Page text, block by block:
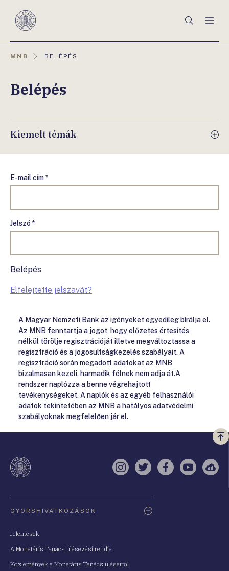
Magyar
Keresés
MNB
AKTUÁLIS
BELÉPÉS
Belépés
Kiemelt témák
E-mail cím *
Jelszó *
Belépés
Elfelejtette jelszavát?
A Magyar Nemzeti Bank az igényeket egyedileg bírálja el.
Az MNB fenntartja a jogot, hogy előzetes értesítés
nélkül törölje regisztrációját illetve megváltoztassa a
regisztráció és a jogosultságkezelés szabályait. A
regisztráció során megadott adatokat az MNB
bizalmasan kezeli, harmadik félnek nem adja át.A
rendszer naplózza a benne végrehajtott
tevékenységeket. A naplók és az egyéb felhasználói
adatok tekintetében az MNB a hatályos adatvédelmi
szabályoknak megfelelően jár el.
a
Instagram
TwitterFacebook
YouTube
GYORSHIVATKOZÁSOK
Jelentések
A Monetáris Tanács ülésezési rendje
Közlemények a Monetáris Tanács üléseiről